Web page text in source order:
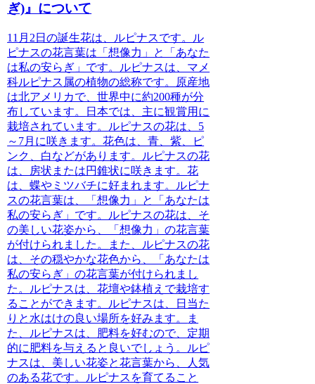
ぎ)』について
11月2日の誕生花は、ルピナスです。ル
ピナスの花言葉は「想像力」と「あなた
は私の安らぎ」です。ルピナスは、マメ
科ルピナス属の植物の総称です。原産地
は北アメリカで、世界中に約200種が分
布しています。
日本では、主に観賞用に
栽培されています。
ルピナスの花は、5
～7月に咲きます。花色は、青、紫、ピ
ンク、白などがあります。ルピナスの花
は、房状または円錐状に咲きます。花
は、蝶やミツバチに好まれます。
ルピナ
スの花言葉は、「想像力」と「あなたは
私の安らぎ」です。ルピナスの花は、そ
の美しい花姿から、「想像力」の花言葉
が付けられました。
また、ルピナスの花
は、その穏やかな花色から、「あなたは
私の安らぎ」の花言葉が付けられまし
た。
ルピナスは、花壇や鉢植えで栽培す
ることができます。ルピナスは、日当た
りと水はけの良い場所を好みます。
ま
た、ルピナスは、肥料を好むので、定期
的に肥料を与えると良いでしょう。
ルピ
ナスは、美しい花姿と花言葉から、人気
のある花です。ルピナスを育てること